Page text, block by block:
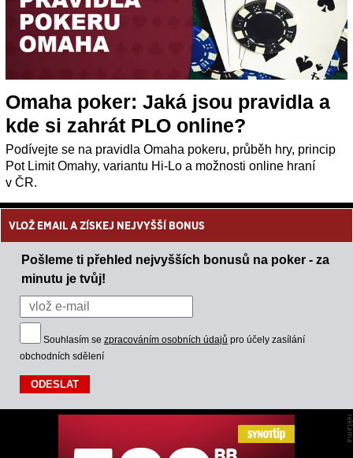
Omaha poker: Jaká jsou pravidla a
kde si zahrát PLO online?
Podívejte se na pravidla Omaha pokeru, průběh hry, princip
Pot Limit Omahy, variantu Hi-Lo a možnosti online hraní
v ČR.
VLOŽ EMAIL A ZÍSKEJ NEJVYŠŠÍ BONUS
Pošleme ti přehled nejvyšších bonusů na poker - za
minutu je tvůj!
Souhlasím se zpracováním osobních údajů pro účely zasílání
obchodních sdělení